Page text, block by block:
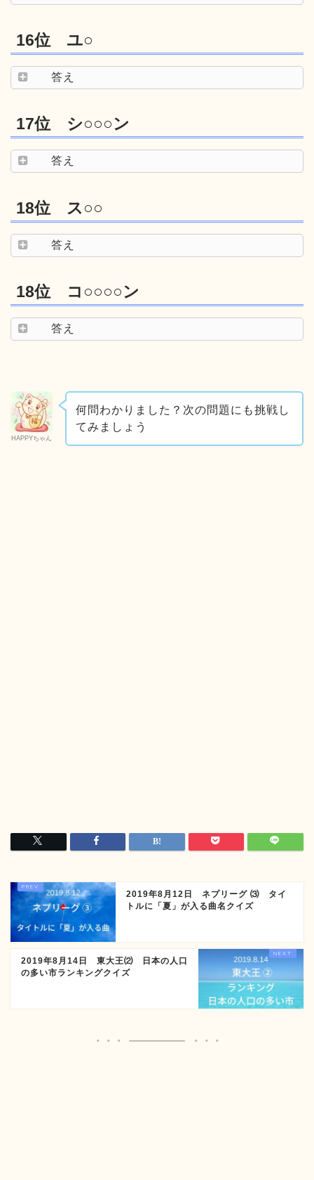
16位 ユ○
答え
17位 シ○○○ン
答え
18位 ス○○
答え
18位 コ○○○○ン
答え
HAPPYちゃん
何問わかりました？次の問題にも挑戦し
てみましょう
2019年8月12日 ネプリーグ ⑶ タイ
トルに「夏」が入る曲名クイズ
2019年8月14日 東大王⑵ 日本の人口
の多い市ランキングクイズ